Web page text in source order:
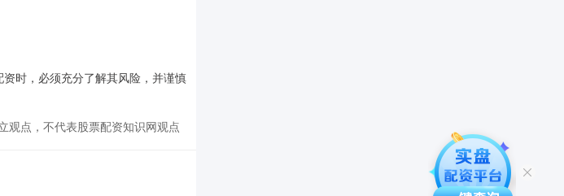
时，必须充分了解其风险，并谨慎
观点，不代表股票配资知识网观点